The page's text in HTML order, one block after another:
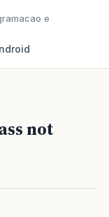
e
not